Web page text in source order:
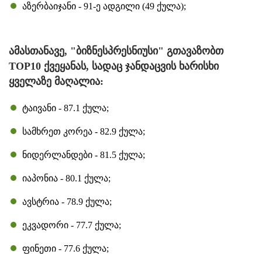
აზერბაიჯანი - 91-ე ადგილი (49 ქულა);
ამასთანავე, "ბიზნესპრესნიუსი" გთავაზობთ
TOP10 ქვეყანას, სადაც ჯანდაცვის ხარისხი
ყველაზე მაღალია:
ტაივანი - 87.1 ქულა;
სამხრეთ კორეა - 82.9 ქულა;
ნიდერლანდები - 81.5 ქულა;
იაპონია - 80.1 ქულა;
ავსტრია - 78.9 ქულა;
ეკვადორი - 77.7 ქულა;
ფინეთი - 77.6 ქულა;